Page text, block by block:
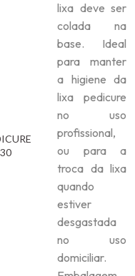
lixa deve ser
colada na
base. Ideal
para manter
a higiene da
lixa pedicure
no uso
profissional,
ou para a
troca da lixa
quando
estiver
desgastada
no uso
domiciliar.